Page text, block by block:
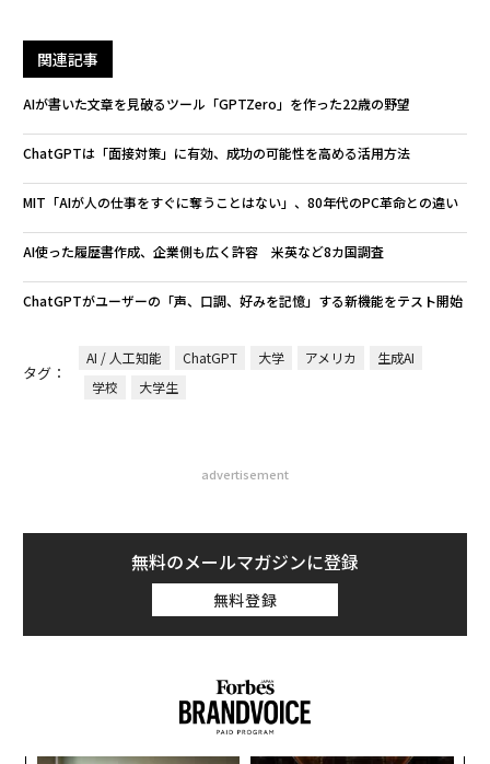
関連記事
AIが書いた文章を見破るツール「GPTZero」を作った22歳の野望
ChatGPTは「面接対策」に有効、成功の可能性を高める活用方法
MIT「AIが人の仕事をすぐに奪うことはない」、80年代のPC革命との違い
AI使った履歴書作成、企業側も広く許容 米英など8カ国調査
ChatGPTがユーザーの「声、口調、好みを記憶」する新機能をテスト開始
タグ：
AI / 人工知能 ChatGPT 大学 アメリカ
生成AI
学校
大学生
advertisement
無料のメールマガジンに登録
無料登録